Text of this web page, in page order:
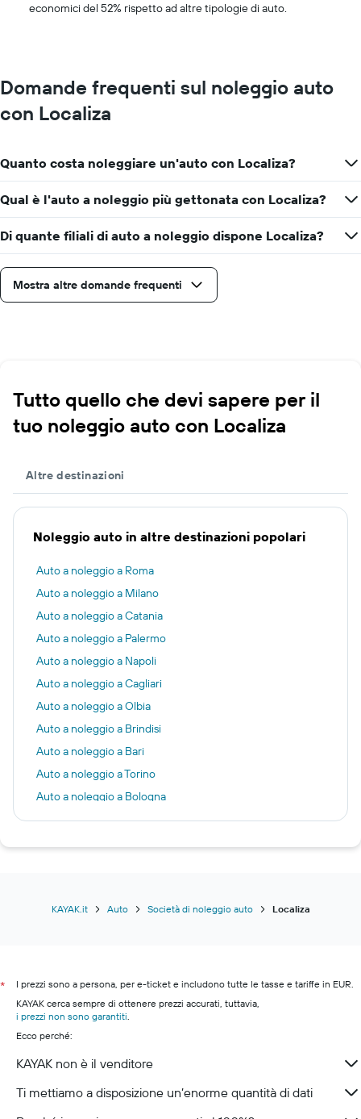
economici del 52% rispetto ad altre tipologie di auto.
Domande frequenti sul noleggio auto
con Localiza
Quanto costa noleggiare un'auto con Localiza?
Qual è l'auto a noleggio più gettonata con Localiza?
Di quante filiali di auto a noleggio dispone Localiza?
Mostra altre domande frequenti
Tutto quello che devi sapere per il
tuo noleggio auto con Localiza
Altre destinazioni
Noleggio auto in altre destinazioni popolari
Auto a noleggio a Roma
Auto a noleggio a Milano
Auto a noleggio a Catania
Auto a noleggio a Palermo
Auto a noleggio a Napoli
Auto a noleggio a Cagliari
Auto a noleggio a Olbia
Auto a noleggio a Brindisi
Auto a noleggio a Bari
Auto a noleggio a Torino
Auto a noleggio a Bologna
Auto a noleggio a Alghero
Auto a noleggio a Bolzano
KAYAK.it Auto Società di noleggio auto Localiza
*
I prezzi sono a persona, per e-ticket e includono tutte le tasse e tariffe in EUR.
KAYAK cerca sempre di ottenere prezzi accurati, tuttavia,
i prezzi non sono garantiti.
Ecco perché:
KAYAK non è il venditore
Ti mettiamo a disposizione un’enorme quantità di dati